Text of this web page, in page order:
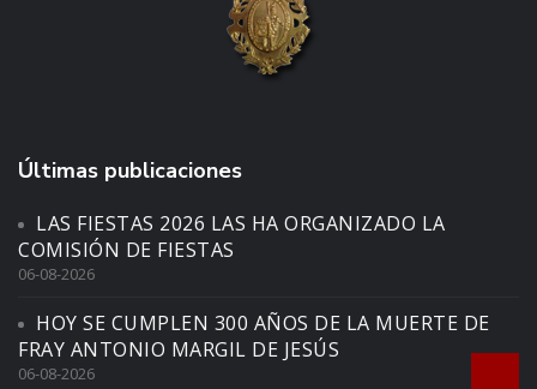
Últimas publicaciones
LAS FIESTAS 2026 LAS HA ORGANIZADO LA
COMISIÓN DE FIESTAS
06-08-2026
HOY SE CUMPLEN 300 AÑOS DE LA MUERTE DE
FRAY ANTONIO MARGIL DE JESÚS
06-08-2026